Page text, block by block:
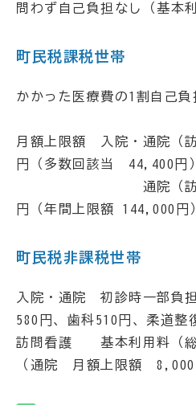
問わず自己負担なし（基本
町民税課税世帯
かかった医療費の1割自己負
月額上限額 入院・通院（
円（多数回該当 44,400円）
通院（訪問看護
円（年間上限額 144,000円
町民税非課税世帯
入院・通院 初診時一部負
580円、歯科510円、柔道整
訪問看護 基本利用料（総
（通院 月額上限額 8,000